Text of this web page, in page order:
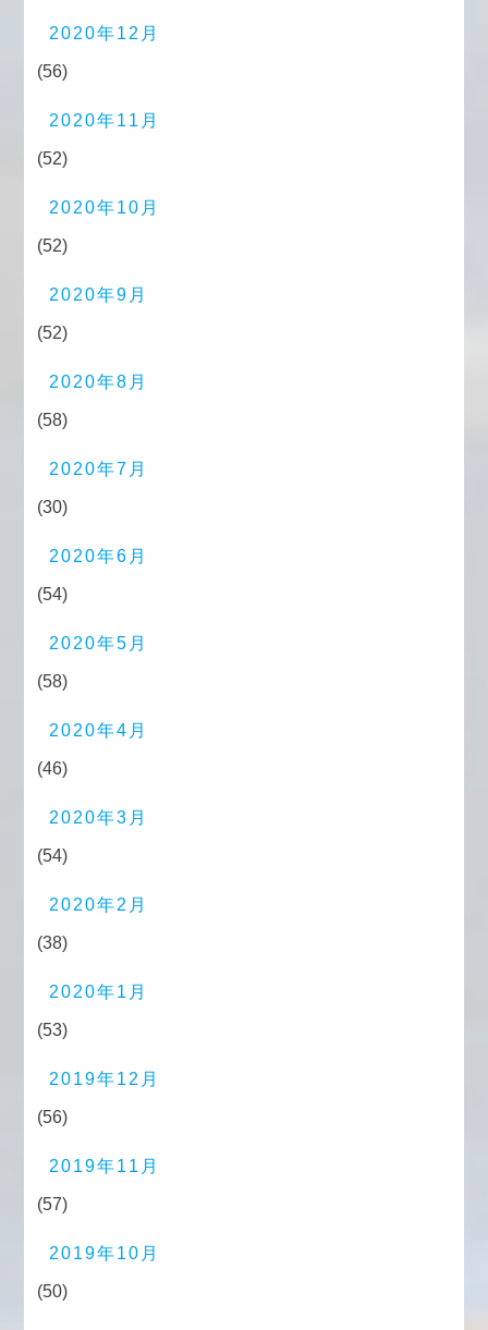
2020年12月
(56)
2020年11月
(52)
2020年10月
(52)
2020年9月
(52)
2020年8月
(58)
2020年7月
(30)
2020年6月
(54)
2020年5月
(58)
2020年4月
(46)
2020年3月
(54)
2020年2月
(38)
2020年1月
(53)
2019年12月
(56)
2019年11月
(57)
2019年10月
(50)